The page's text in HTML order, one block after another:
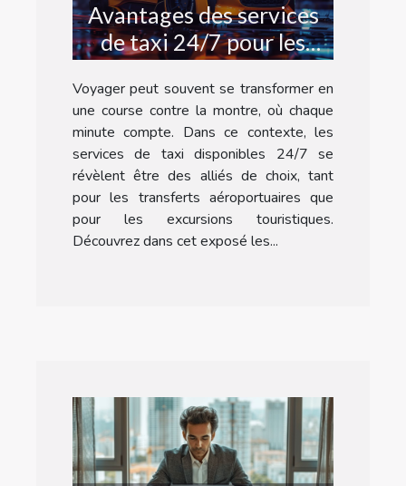
Avantages des services
de taxi 24/7 pour les
transferts et le tourisme
Voyager peut souvent se transformer en
une course contre la montre, où chaque
minute compte. Dans ce contexte, les
services de taxi disponibles 24/7 se
révèlent être des alliés de choix, tant
pour les transferts aéroportuaires que
pour les excursions touristiques.
Découvrez dans cet exposé les...